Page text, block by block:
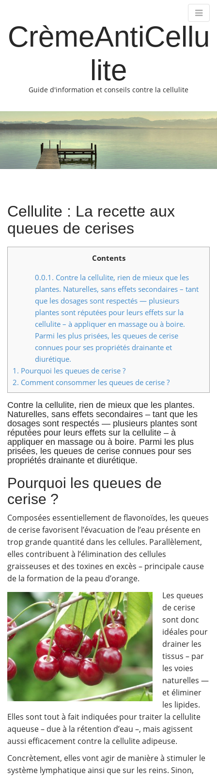
CrèmeAntiCellu
lite
Guide d'information et conseils contre la cellulite
M
a
i
n
e
k
i
p
c
t
e
n
t
Cellulite : La recette aux
queues de cerises
Contents
0.0.1. Contre la cellulite, rien de mieux que les
plantes. Naturelles, sans effets secondaires – tant
que les dosages sont respectés — plusieurs
plantes sont réputées pour leurs effets sur la
cellulite – à appliquer en massage ou à boire.
Parmi les plus prisées, les queues de cerise
connues pour ses propriétés drainante et
diurétique.
1. Pourquoi les queues de cerise ?
2. Comment consommer les queues de cerise ?
Contre la cellulite, rien de mieux que les plantes.
Naturelles, sans effets secondaires – tant que les
dosages sont respectés — plusieurs plantes sont
réputées pour leurs effets sur la cellulite – à
appliquer en massage ou à boire. Parmi les plus
prisées, les queues de cerise connues pour ses
propriétés drainante et diurétique.
Pourquoi les queues de
cerise ?
Composées essentiellement de flavonoïdes, les queues
de cerise favorisent l’évacuation de l’eau présente en
trop grande quantité dans les cellules. Parallèlement,
elles contribuent à l’élimination des cellules
graisseuses et des toxines en excès – principale cause
de la formation de la peau d’orange.
Les queues
de cerise
sont donc
idéales pour
drainer les
tissus – par
les voies
naturelles —
et éliminer
les lipides.
Elles sont tout à fait indiquées pour traiter la cellulite
aqueuse – due à la rétention d’eau –, mais agissent
aussi efficacement contre la cellulite adipeuse.
Concrètement, elles vont agir de manière à stimuler le
système lymphatique ainsi que sur les reins. Sinon,